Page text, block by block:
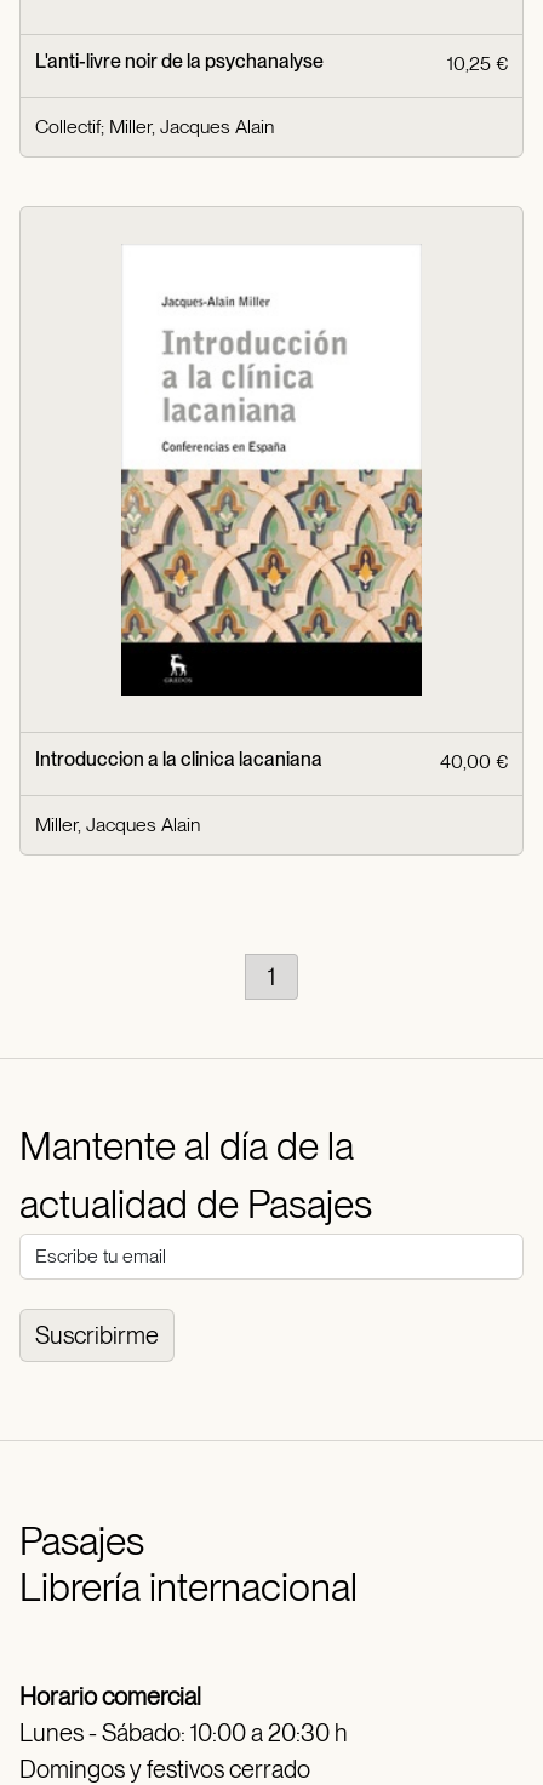
L'anti-livre noir de la psychanalyse 10,25 €
Collectif; Miller, Jacques Alain
Introduccion a la clinica lacaniana 40,00 €
Miller, Jacques Alain
1
Mantente al día de la
actualidad de Pasajes
Suscribirme
Pasajes
Librería internacional
Horario comercial
Lunes - Sábado: 10:00 a 20:30 h
Domingos y festivos cerrado